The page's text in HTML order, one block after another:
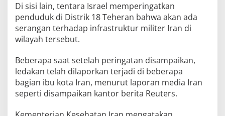
Di sisi lain, tentara Israel memperingatkan
penduduk di Distrik 18 Teheran bahwa akan ada
serangan terhadap infrastruktur militer Iran di
wilayah tersebut.
Beberapa saat setelah peringatan disampaikan,
ledakan telah dilaporkan terjadi di beberapa
bagian ibu kota Iran, menurut laporan media Iran
seperti disampaikan kantor berita Reuters.